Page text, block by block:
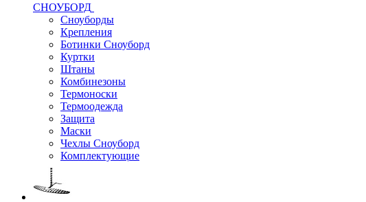
СНОУБОРД
Сноуборды
Крепления
Ботинки Сноуборд
Куртки
Штаны
Комбинезоны
Термоноски
Термоодежда
Защита
Маски
Чехлы Сноуборд
Комплектующие